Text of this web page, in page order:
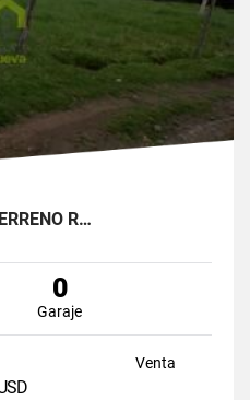
R…
0
Garaje
Venta